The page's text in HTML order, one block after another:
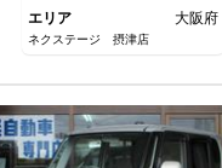
エリア
大阪府
ネクステージ 摂津店